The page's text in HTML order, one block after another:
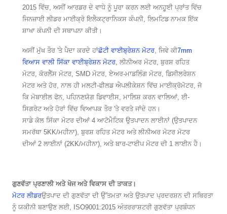
2015 ਵਿੱਚ, ਅਸੀਂ ਆਰਡਰ ਦੇ ਵਾਧੇ ਨੂੰ ਪੂਰਾ ਕਰਨ ਲਈ ਅਨਹੂਈ ਪ੍ਰਾਂਤ ਵਿੱਚ
ਜਿਨਜ਼ਾਈ ਲੀਡਰ ਮਾਈਕ੍ਰੋ ਇਲੈਕਟ੍ਰਾਨਿਕਸ ਕੰਪਨੀ, ਲਿਮਟਿਡ ਨਾਮਕ ਇੱਕ
ਸ਼ਾਖਾ ਕੰਪਨੀ ਦੀ ਸਥਾਪਨਾ ਕੀਤੀ।
ਅਸੀਂ ਮੁੱਖ ਤੌਰ 'ਤੇ ਪੈਦਾ ਕਰਦੇ ਹਾਂਛੋਟੀ ਵਾਈਬ੍ਰੇਸ਼ਨ ਮੋਟਰ, ਜਿਵੇ ਕੀ7mm
ਵਿਆਸ ਵਾਲੀ ਸਿੱਕਾ ਵਾਈਬ੍ਰੇਸ਼ਨ ਮੋਟਰ, ਲੀਨੀਅਰ ਮੋਟਰ, ਬੁਰਸ਼ ਰਹਿਤ
ਮੋਟਰ, ਕੋਰਲੈੱਸ ਮੋਟਰ, SMD ਮੋਟਰ, ਏਅਰ-ਮਾਡਲਿੰਗ ਮੋਟਰ, ਡਿਸੀਲਰੇਸ਼ਨ
ਮੋਟਰ ਅਤੇ ਹੋਰ, ਨਾਲ ਹੀ ਮਲਟੀ-ਫੀਲਡ ਐਪਲੀਕੇਸ਼ਨ ਵਿੱਚ ਮਾਈਕ੍ਰੋਮੋਟਰ, ਜੋ
ਕਿ ਮੋਬਾਈਲ ਫੋਨ, ਪਹਿਨਣਯੋਗ ਡਿਵਾਈਸ, ਮਾਲਿਸ਼ ਕਰਨ ਵਾਲਿਆਂ, ਈ-
ਸਿਗਰੇਟ ਅਤੇ ਹੋਰਾਂ ਵਿੱਚ ਵਿਆਪਕ ਤੌਰ 'ਤੇ ਵਰਤੇ ਜਾਂਦੇ ਹਨ।
ਸਾਡੇ ਕੋਲ ਸਿੱਕਾ ਮੋਟਰ ਦੀਆਂ 4 ਆਟੋਮੈਟਿਕ ਉਤਪਾਦਨ ਲਾਈਨਾਂ (ਉਤਪਾਦਨ
ਸਮਰੱਥਾ 5KK/ਮਹੀਨਾ), ਬੁਰਸ਼ ਰਹਿਤ ਮੋਟਰ ਅਤੇ ਲੀਨੀਅਰ ਮੋਟਰ ਮੋਟਰ
ਦੀਆਂ 2 ਲਾਈਨਾਂ (2KK/ਮਹੀਨਾ), ਅਤੇ ਬਾਰ-ਟਾਈਪ ਮੋਟਰ ਦੀ 1 ਲਾਈਨ ਹੈ।
ਗੁਣਵੱਤਾ ਪ੍ਰਣਾਲੀ ਅਤੇ ਖੋਜ ਅਤੇ ਵਿਕਾਸ ਦੀ ਤਾਕਤ।
ਮੋਟਰ ਲੀਡਰਉਤਪਾਦ ਦੀ ਗੁਣਵੱਤਾ ਦੀ ਉੱਤਮਤਾ ਅਤੇ ਉਤਪਾਦ ਪ੍ਰਦਰਸ਼ਨ ਦੀ ਸਥਿਰਤਾ
ਨੂੰ ਯਕੀਨੀ ਬਣਾਉਣ ਲਈ, ISO9001:2015 ਅੰਤਰਰਾਸ਼ਟਰੀ ਗੁਣਵੱਤਾ ਪ੍ਰਬੰਧਨ